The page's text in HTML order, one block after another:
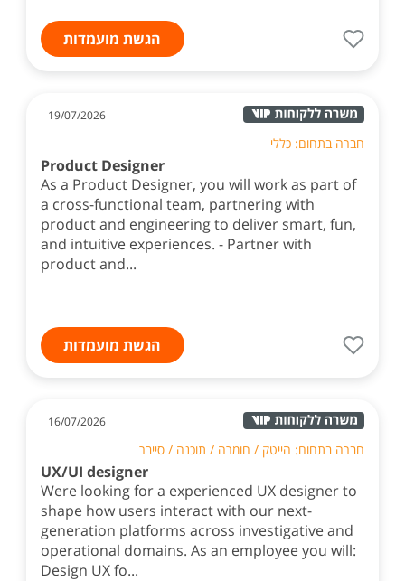
הגשת מועמדות
19/07/2026
חברה בתחום: כללי
Product Designer
As a Product Designer, you will work as part of
a cross-functional team, partnering with
product and engineering to deliver smart, fun,
and intuitive experiences. - Partner with
product and...
הגשת מועמדות
16/07/2026
חברה בתחום: הייטק / חומרה / תוכנה / סייבר
UX/UI designer
Were looking for a experienced UX designer to
shape how users interact with our next-
generation platforms across investigative and
operational domains. As an employee you will:
Design UX fo...